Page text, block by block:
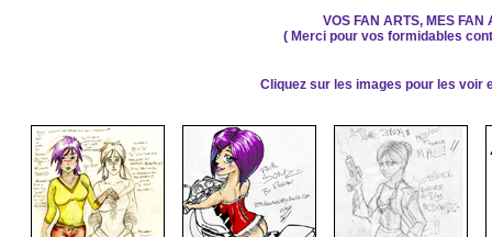
VOS FAN ARTS, MES FAN
( Merci pour vos formidables
Cliquez sur les images pour les voir